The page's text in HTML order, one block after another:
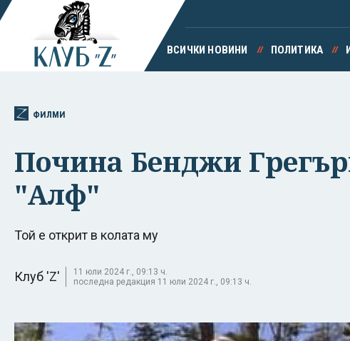
ВСИЧКИ НОВИНИ ПОЛИТИКА
ФИЛМИ
Почина Бенджи
"Алф"
Той е открит в колата му
Клуб 'Z'
11 юли 2024 г., 09:13 ч.
последна редакция 11 юли 2024 г., 09:13 ч.